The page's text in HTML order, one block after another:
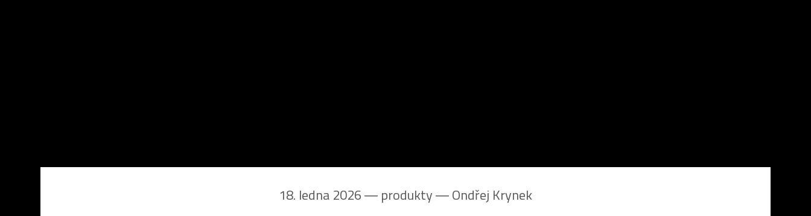
18. ledna 2026 ― produkty ―Ondřej Krynek